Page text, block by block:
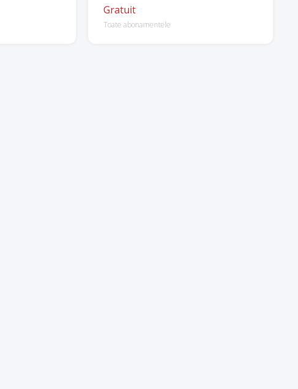
Gratuit
Toate abonamentele